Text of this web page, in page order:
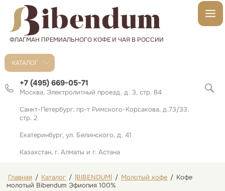
ФЛАГМАН ПРЕМИАЛЬНОГО КОФЕ И ЧАЯ В РОССИИ
КАТАЛОГ
+7 (495) 669-05-71
Москва, Электролитный проезд, д. 3, стр. 84
Санкт-Петербург, пр-т Римского-Корсакова, д.73/33,
стр. 2
Екатеринбург, ул. Белинского, д. 41
Казахстан, г. Алматы и г. Астана
Главная / Каталог / |BIBENDUM| / Молотый кофе / Кофе
молотый Bibendum Эфиопия 100%